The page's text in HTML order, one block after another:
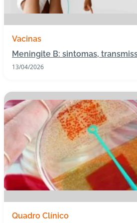
m
u
n
bi
ol
c
o
s
Pl
n
Vacinas
Meningite B: sintomas,
13/04/2026
Quadro Clínico